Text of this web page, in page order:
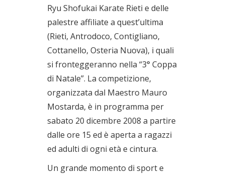
Ryu Shofukai Karate Rieti e delle
palestre affiliate a quest’ultima
(Rieti, Antrodoco, Contigliano,
Cottanello, Osteria Nuova), i quali
si fronteggeranno nella “3° Coppa
di Natale”. La competizione,
organizzata dal Maestro Mauro
Mostarda, è in programma per
sabato 20 dicembre 2008 a partire
dalle ore 15 ed è aperta a ragazzi
ed adulti di ogni età e cintura.
Un grande momento di sport e